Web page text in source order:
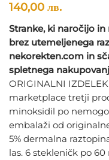
140,00 лв.
Stranke, ki naročijo
brez utemeljenega
nekorekten.com in
spletnega
ORIGINALNI
marketplace tretji
minoksidil po
embalaži od
5% dermalna
las. 6 stekleničk po 60